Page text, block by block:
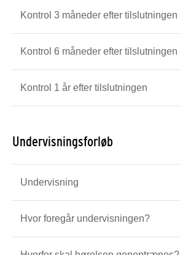
Kontrol 3 måneder efter tilslutningen
Kontrol 6 måneder efter tilslutningen
Kontrol 1 år efter tilslutningen
Undervisningsforløb
Undervisning
Hvor foregår undervisningen?